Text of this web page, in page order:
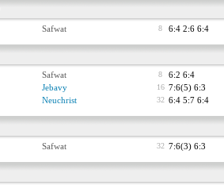
Safwat 8 6:4 2:6 6:4
Safwat 8 6:2 6:4
Jebavy 16 7:6(5) 6:3
Neuchrist 32 6:4 5:7 6:4
Safwat 32 7:6(3) 6:3